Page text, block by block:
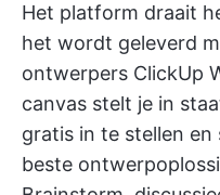
Het platform draait
het wordt geleverd
ontwerpers ClickUp
canvas stelt je in
gratis in te stellen en
beste